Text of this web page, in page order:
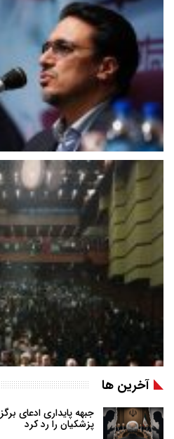
آخرین ها
جبهه پایداری ادعای
پزشکیان را رد کرد